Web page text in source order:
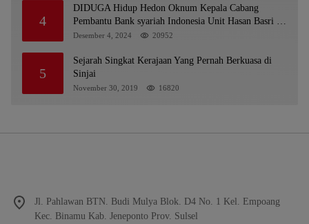
4
DIDUGA Hidup Hedon Oknum Kepala Cabang
Pembantu Bank syariah Indonesia Unit Hasan Basri di
Banjarmasin Tipu Nasabah Prioritasnya Hingga
OJK Kalsel : Bertemu Tanggal 11
Desember 4, 2024 20952
5
Sejarah Singkat Kerajaan Yang Pernah Berkuasa di
Sinjai
November 30, 2019 16820
Jl. Pahlawan BTN. Budi Mulya Blok. D4 No. 1 Kel. Empoang
Kec. Binamu Kab. Jeneponto Prov. Sulsel